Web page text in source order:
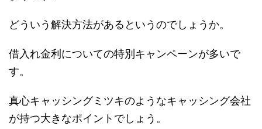
どういう解決方法があるというのでしょうか。
借入れ金利についての特別キャンペーンが多いで
す。
真心キャッシングミツキのようなキャッシング会社
が持つ大きなポイントでしょう。